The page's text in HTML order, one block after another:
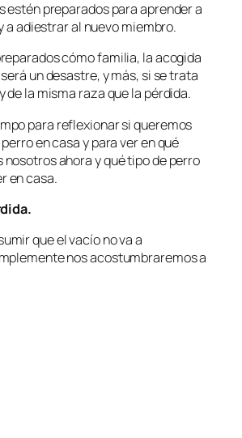
estén preparados para aprender a
a adiestrar al nuevo miembro.
cómo familia, la acogida
un desastre, y más, si se trata
de la misma raza que la pérdida.
para reflexionar si queremos
en casa y para ver en qué
ahora y qué tipo de perro
en casa.
que el vacío no va a
nos acostumbraremos a